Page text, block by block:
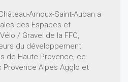
Arnoux-Saint-Auban a
des Espaces et
/ Gravel de la FFC,
du développement
de Haute Provence, ce
Provence Alpes Agglo et